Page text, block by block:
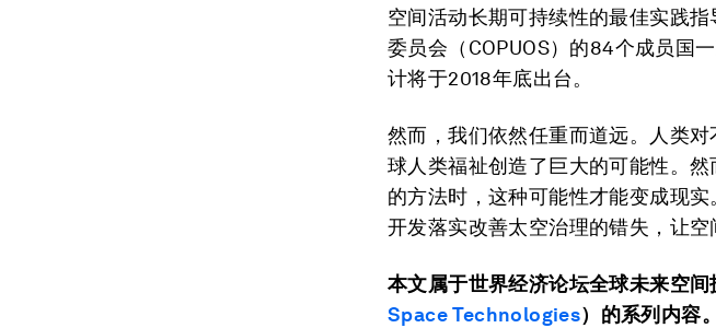
空间活动长期可持续性的最佳实践
委员会（COPUOS）的84个成员国
计将于2018年底出台。
然而，我们依然任重而道远。人类
球人类福祉创造了巨大的可能性。
的方法时，这种可能性才能变成现
开发落实改善太空治理的错失，让空
本文属于世界经济论坛全球未来空间
Space Technologies） 的系列内容